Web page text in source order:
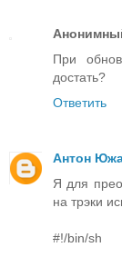
При
достать?
Ответить
Антон
Я для
на трэки
#!/bin/sh